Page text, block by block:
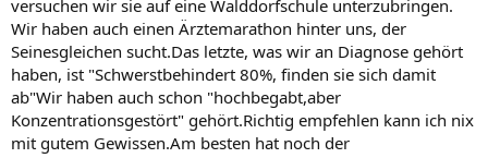
versuchen wir sie auf eine Walddorfschule unterzubringen.
Wir haben auch einen Ärztemarathon hinter uns, der
Seinesgleichen sucht.Das letzte, was wir an Diagnose gehört
haben, ist "Schwerstbehindert 80%, finden sie sich damit
ab"Wir haben auch schon "hochbegabt,aber
Konzentrationsgestört" gehört.Richtig empfehlen kann ich nix
mit gutem Gewissen.Am besten hat noch der